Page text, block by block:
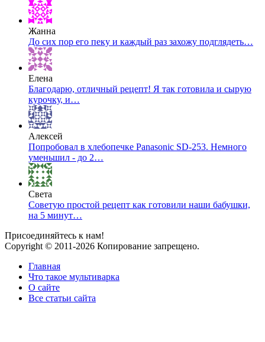
Жанна
До сих пор его пеку и каждый раз захожу подглядеть…
Елена
Благодарю, отличный рецепт! Я так готовила и сырую
курочку, и…
Алексей
Попробовал в хлебопечке Panasonic SD-253. Немного
уменьшил - до 2…
Света
Советую простой рецепт как готовили наши бабушки,
на 5 минут…
Присоединяйтесь к нам!
Copyright © 2011-2026 Копирование запрещено.
Главная
Что такое мультиварка
О сайте
Все статьи сайта